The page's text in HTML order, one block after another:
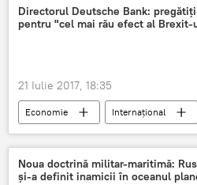
Alegerile prezidențiale din Rusia 2018
Alegerile prezidențiale din Rusia 2018
Directorul Deutsche Bank:
pentru "cel mai rău efect al Brexit-
21 Iulie 2017, 18:35
Economie Internaţional
Frankfurt
Deutsche Bank
efect
catastrofă
Noua doctrină militar-maritimă:
și-a definit inamicii în oceanul